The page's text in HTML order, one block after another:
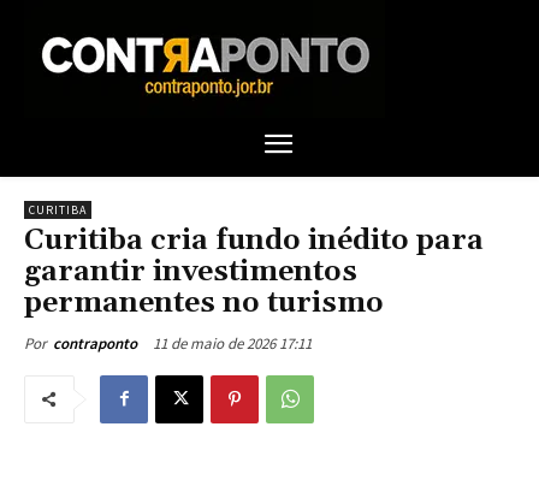
CURITIBA
Curitiba cria fundo inédito para
garantir investimentos
permanentes no turismo
Por contraponto 11 de maio de 2026 17:11